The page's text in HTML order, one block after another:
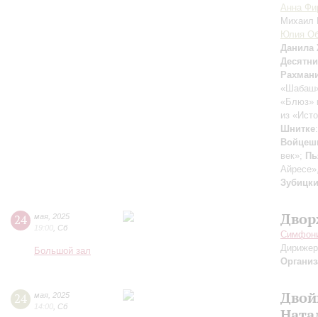
Анна
Михаил
Юлия
Данила
«Блюз»
из
Шнитке
век»;
24 мая 2025
19:00 Сб
Большой зал
24 мая 2025
14:00 Сб